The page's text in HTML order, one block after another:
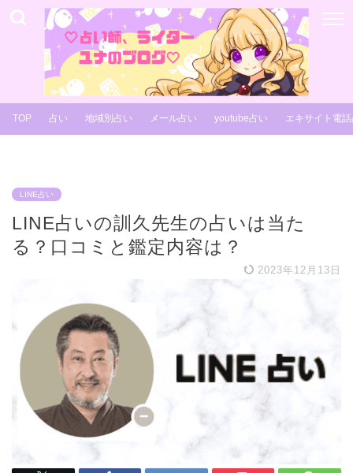
TOP 占い 地域別占い メール占い youtube占い エキサイト電
LINE占い
LINE占いの訓久先生の占いは当た
る？口コミと鑑定内容は？
2023年12月13日